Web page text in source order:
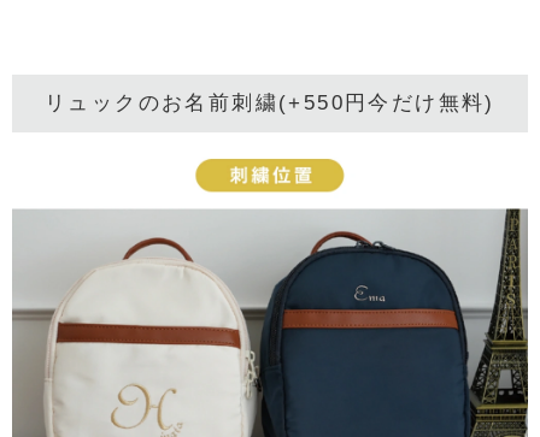
リュックのお名前刺繍(+550円今だけ無料)